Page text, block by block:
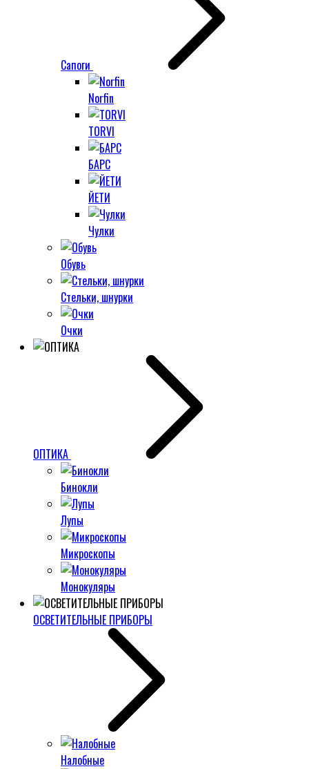
Сапоги
Norfin
TORVI
БАРС
ЙЕТИ
Чулки
Обувь
Стельки, шнурки
Очки
ОПТИКА
Бинокли
Лупы
Микроскопы
Монокуляры
ОСВЕТИТЕЛЬНЫЕ ПРИБОРЫ
Налобные